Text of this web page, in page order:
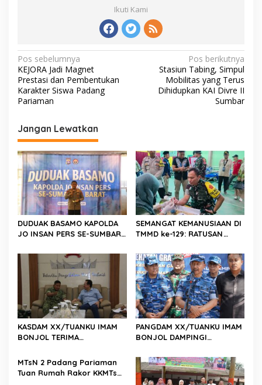
Ikuti Kami
N
a
v
i
g
a
s
i
p
o
s
Pos sebelumnya
KEJORA Jadi Magnet
Prestasi dan Pembentukan
Karakter Siswa Padang
Pariaman
Pos berikutnya
Stasiun Tabing, Simpul
Mobilitas yang Terus
Dihidupkan KAI Divre II
Sumbar
Jangan Lewatkan
DUDUAK BASAMO KAPOLDA
JO INSAN PERS SE-SUMBAR,
Abadhy Dorong Kolaborasi
Polri dan Media Demi
Kepentingan Masyarakat
SEMANGAT KEMANUSIAAN DI
TMMD ke-129: RATUSAN
KEBUTUHAAN STOK DARAH
KASDAM XX/TUANKU IMAM
BONJOL TERIMA
ANGGOTA DPD RI H. IRMAN
GUSMAN, S.E., M.B.A., DI
PANGDAM XX/TUANKU IMAM
BONJOL DAMPINGI
AU KE-79 DI LANUD SUTAN
SJAHRIR
MTsN 2 Padang Pariaman
Tuan Rumah Rakor KKMTs